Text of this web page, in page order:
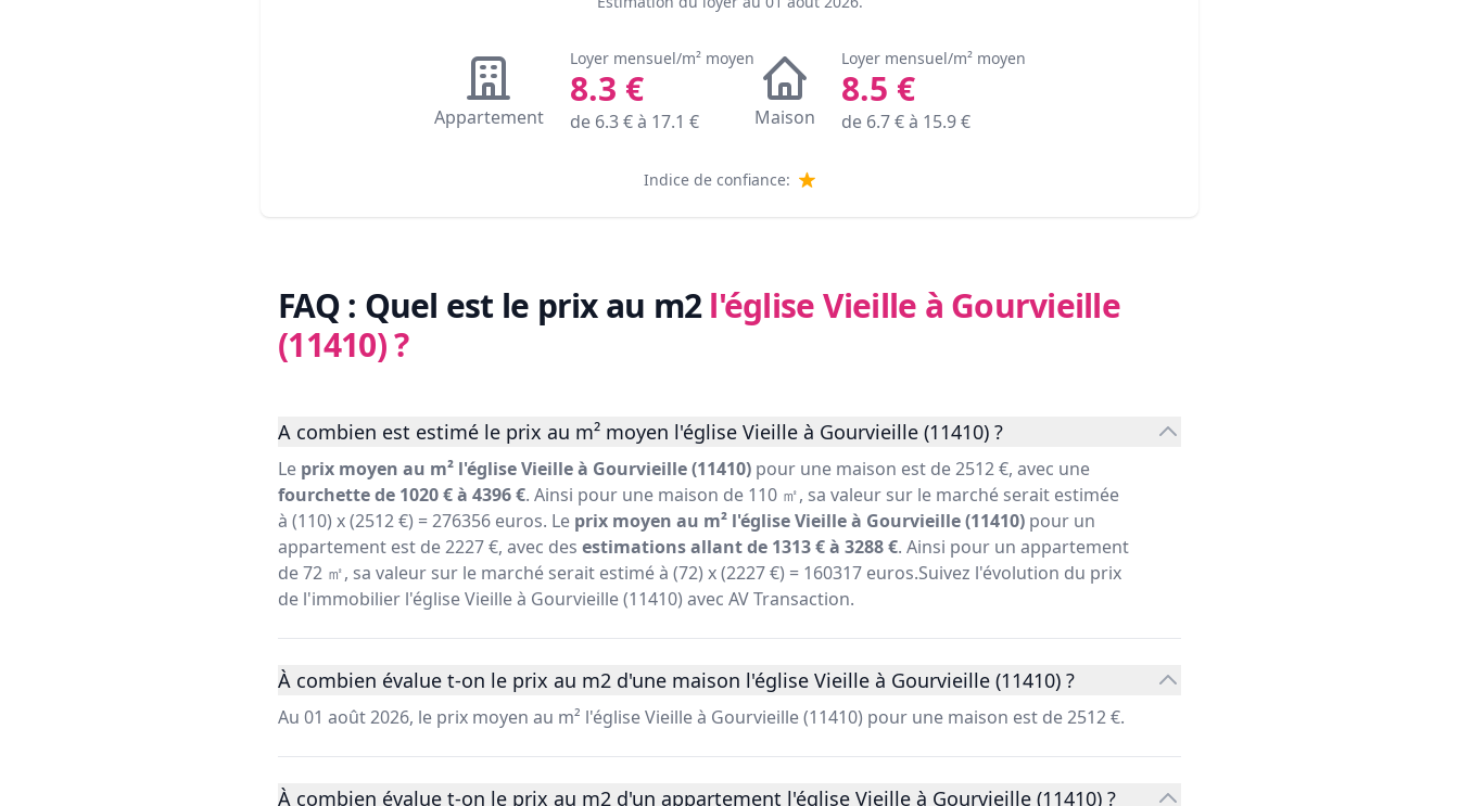
Appartement
Loyer mensuel/m² moyen
8.3 €
de 6.3€ à 17.1 € Maison
Loyer mensuel/m² moyen
8.5 €
de 6.7€ à 15.9€
Indice de confiance:
FAQ : Quel est le prix au m2l'église Vieille à Gourvieille
(11410)?
A combien est estimé le prix au m² moyen l'église Vieille à Gourvieille (11410) ?
Le prix moyen au m² l'église Vieille à Gourvieille (11410) pour une maison est de 2512 €, avec une
fourchette de 1020 € à 4396 €. Ainsi pour une maison de 110 ㎡, sa valeur sur le marché serait estimée
à (110) x (2512 €) = 276356 euros. Le prix moyen au m² l'église Vieille à Gourvieille (11410) pour un
appartement est de 2227 €, avec des estimations allant de 1313 € à 3288 €. Ainsi pour un appartement
de 72 ㎡, sa valeur sur le marché serait estimé à (72) x (2227 €) = 160317 euros.Suivez l'évolution du prix
de l'immobilier l'église Vieille à Gourvieille (11410) avec AV Transaction.
À combien évalue t-on le prix au m2 d'une maison l'église Vieille à Gourvieille (11410) ?
Au 01 août 2026, le prix moyen au m² l'église Vieille à Gourvieille (11410) pour une maison est de 2512 €.
À combien évalue t-on le prix au m2 d'un appartement l'église Vieille à Gourvieille (11410) ?